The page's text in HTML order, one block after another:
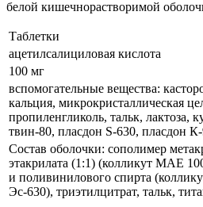
белой кишечнорастворимой
Таблетки
ацетилсалициловая кислота
100 мг
вспомогательные вещества:
кальция, микрокристаллическая
пропиленгликоль, тальк, лактоза,
твин-80, пласдон S-630, пласдон
Состав оболочки: сополимер­
этакрилата (1:1) (колликут МАЕ
и поливинилового спирта
Эс-630), триэтилцитрат, тальк,